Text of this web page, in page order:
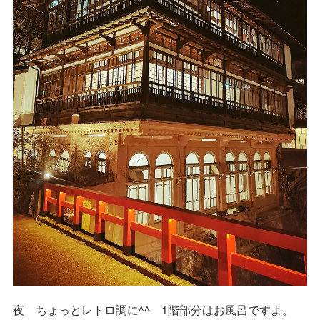
夜 ちょっとレトロ調に^^ 1階部分はお風呂ですよ。